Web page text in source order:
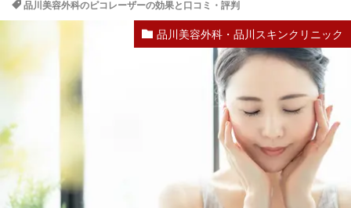
品川美容外科のピコレーザーの効果と口コミ・評判
品川美容外科・品川スキンクリニック